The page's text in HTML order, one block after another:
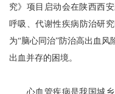
究》项目启动会在陕西西
呼吸、代谢性疾病防治研
为“脑心同治”防治高出血
出血并存的困境。
心血管疾病是我国城乡